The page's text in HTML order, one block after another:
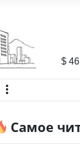
$
Самое